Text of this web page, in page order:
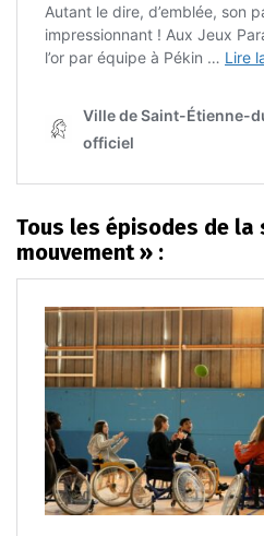
Tous les épisodes de la
mouvement » :